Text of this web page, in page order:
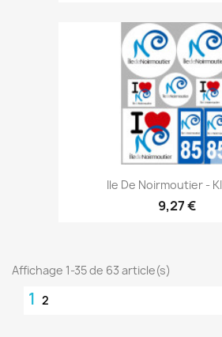
Ile De Noirmoutier -
9,27 €
Affichage 1-35 de 63 article(s)
1 2